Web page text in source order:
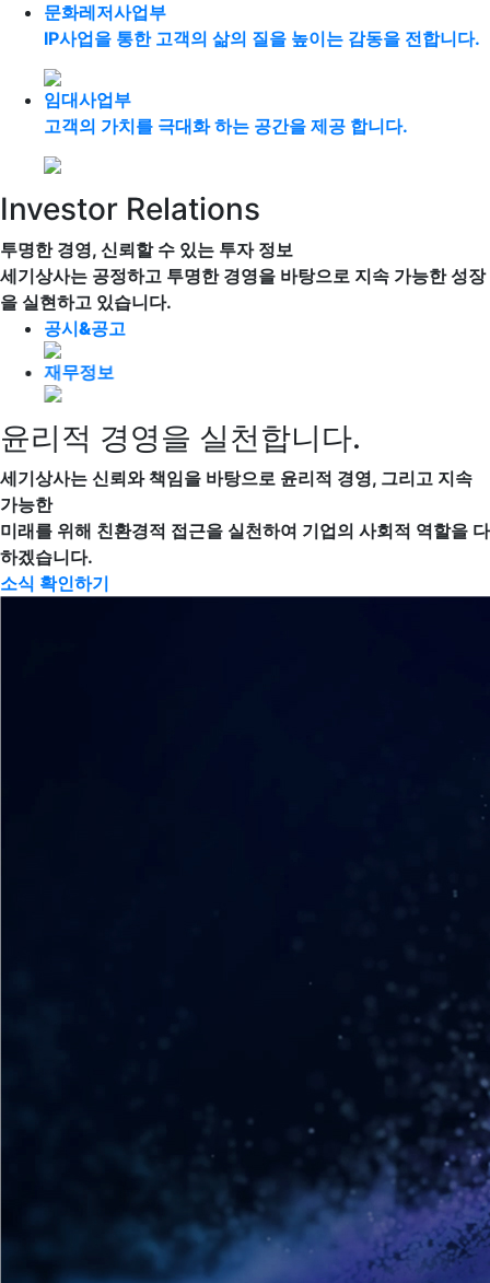
문화레저사업부
IP사업을 통한 고객의 삶의 질을 높이는 감동을 전합니다.
임대사업부
고객의 가치를 극대화 하는 공간을 제공 합니다.
Investor Relations
투명한 경영, 신뢰할 수 있는 투자 정보
세기상사는 공정하고 투명한 경영을 바탕으로 지속 가능한 성장
을 실현하고 있습니다.
공시&공고
재무정보
윤리적 경영을 실천합니다.
세기상사는 신뢰와 책임을 바탕으로 윤리적 경영, 그리고 지속
가능한
미래를 위해 친환경적 접근을 실천하여 기업의 사회적 역할을 다
하겠습니다.
소식 확인하기